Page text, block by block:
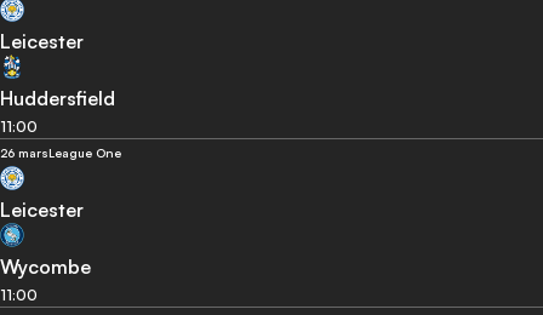
Leicester
Huddersfield
11:00
26 marsLeague One
Leicester
Wycombe
11:00